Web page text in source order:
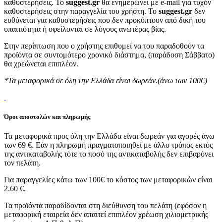
καθυστερήσεις. Το suggest.gr θα ενημερώνει με e-mail για τυχόν
καθυστερήσεις στην παραγγελία του χρήστη. Το suggest.gr δεν
ευθύνεται για καθυστερήσεις που δεν προκύπτουν από δική του
υπαιτιότητα ή οφείλονται σε λόγους ανωτέρας βίας.
Στην περίπτωση που ο χρήστης επιθυμεί να του παραδοθούν τα
προϊόντα σε συντομότερο χρονικό διάστημα, (παράδοση Σάββατο)
θα χρεώνεται επιπλέον.
*Τα μεταφορικά σε όλη την Ελλάδα είναι δωρεάν.(άνω των 100€)
Όροι αποστολών και πληρωμής
Τα μεταφορικά προς όλη την Ελλάδα είναι δωρεάν για αγορές άνω
των 69 €. Εάν η πληρωμή πραγματοποιηθεί με άλλο τρόπος εκτός
της αντικαταβολής τότε το ποσό της αντικαταβολής δεν επιβαρύνει
τον πελάτη.
Για παραγγελίες κάτω των 100€ το κόστος των μεταφορικών είναι
2.60 €.
Τα προϊόντα παραδίδονται στη διεύθυνση του πελάτη (εφόσον η
μεταφορική εταιρεία δεν απαιτεί επιπλέον χρέωση χιλιομετρικής